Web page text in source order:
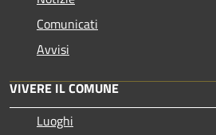
Comunicati
Avvisi
VIVERE IL COMUNE
Luoghi